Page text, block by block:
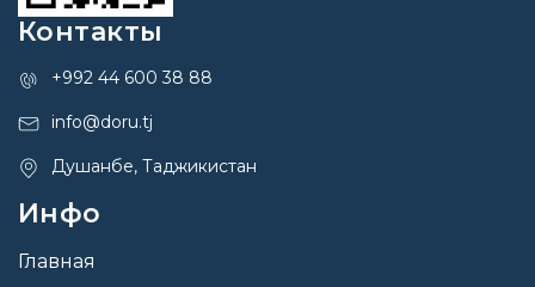
Контакты
+992 44 600 38 88
info@doru.tj
Душанбе, Таджикистан
Инфо
Главная